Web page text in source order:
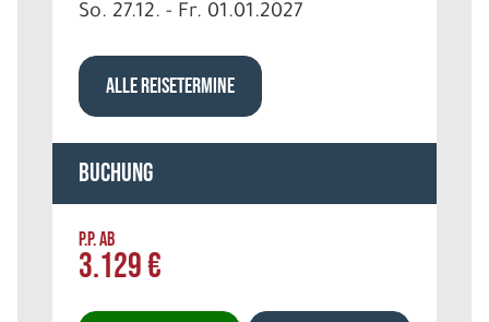
So. 27.12. - Fr. 01.01.2027
ALLE REISETERMINE
Buchung
P.P. AB
3.129 €